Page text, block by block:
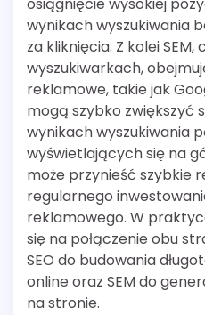
wynikach wyszukiwania
za kliknięcia. Z kolei
wyszukiwarkach,
reklamowe, takie jak
mogą szybko zwiększyć
wynikach wyszukiwania
wyświetlających się na
może przynieść szybkie
regularnego
reklamowego. W
się na połączenie obu
SEO do budowania
online oraz SEM do
na stronie.